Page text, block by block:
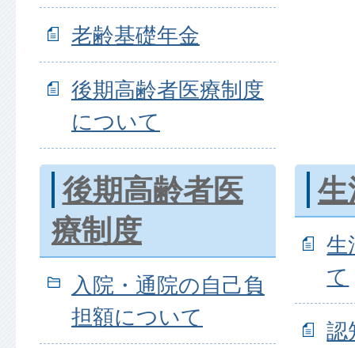
老齢基礎年金
後期高齢者医療制度
について
後期高齢者医
療制度
入院・通院の自己負
担額について
生
て
認